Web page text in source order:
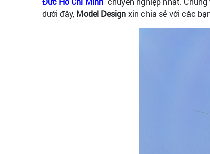
dưới đây, Model Designxin chia sẻ với các